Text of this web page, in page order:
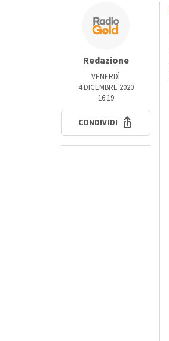
Redazione
VENERDÌ
4 DICEMBRE 2020
16:19
CONDIVIDI